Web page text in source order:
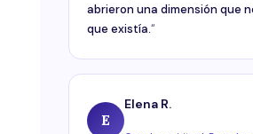
abrieron una dimensión que
que existía.“
E
Elena R.